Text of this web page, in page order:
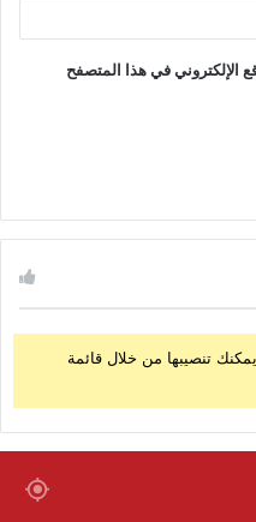
الإلكتروني في هذا المتصفح
تنصيبها من خلال قائمة